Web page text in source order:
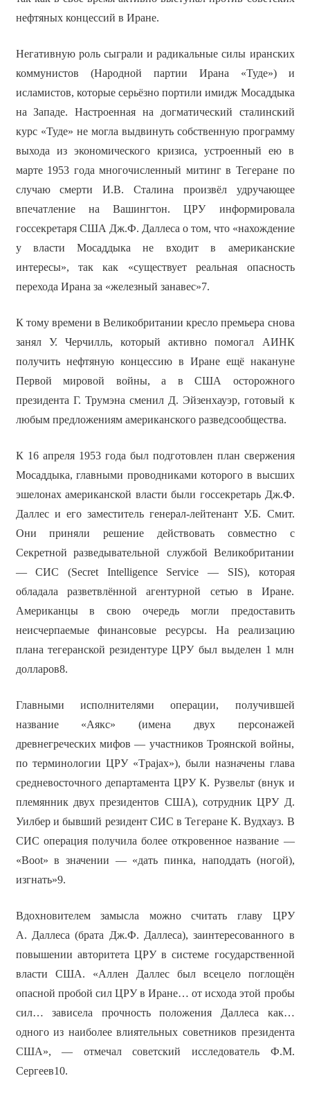
нефтяных концессий в Иране.
Негативную роль сыграли и радикальные силы иранских
коммунистов (Народной партии Ирана «Туде») и
исламистов, которые серьёзно портили имидж Мосаддыка
на Западе. Настроенная на догматический сталинский
курс «Туде» не могла выдвинуть собственную программу
выхода из экономического кризиса, устроенный ею в
марте 1953 года многочисленный митинг в Тегеране по
случаю смерти И.В. Сталина произвёл удручающее
впечатление на Вашингтон. ЦРУ информировала
госсекретаря США Дж.Ф. Даллеса о том, что «нахождение
у власти Мосаддыка не входит в американские
интересы», так как «существует реальная опасность
перехода Ирана за «железный занавес»7.
К тому времени в Великобритании кресло премьера снова
занял У. Черчилль, который активно помогал АИНК
получить нефтяную концессию в Иране ещё накануне
Первой мировой войны, а в США осторожного
президента Г. Трумэна сменил Д. Эйзенхауэр, готовый к
любым предложениям американского разведсообщества.
К 16 апреля 1953 года был подготовлен план свержения
Мосаддыка, главными проводниками которого в высших
эшелонах американской власти были госсекретарь Дж.Ф.
Даллес и его заместитель генерал-лейтенант У.Б. Смит.
Они приняли решение действовать совместно с
Секретной разведывательной службой Великобритании
— СИС (Secret Intelligence Service — SIS), которая
обладала разветвлённой агентурной сетью в Иране.
Американцы в свою очередь могли предоставить
неисчерпаемые финансовые ресурсы. На реализацию
плана тегеранской резидентуре ЦРУ был выделен 1 млн
долларов8.
Главными исполнителями операции, получившей
название «Аякс» (имена двух персонажей
древнегреческих мифов — участников Троянской войны,
по терминологии ЦРУ «Tpajax»), были назначены глава
средневосточного департамента ЦРУ К. Рузвельт (внук и
племянник двух президентов США), сотрудник ЦРУ Д.
Уилбер и бывший резидент СИС в Тегеране К. Вудхауз. В
СИС операция получила более откровенное название —
«Boot» в значении — «дать пинка, наподдать (ногой),
изгнать»9.
Вдохновителем замысла можно считать главу ЦРУ
А. Даллеса (брата Дж.Ф. Даллеса), заинтересованного в
повышении авторитета ЦРУ в системе государственной
власти США. «Аллен Даллес был всецело поглощён
опасной пробой сил ЦРУ в Иране… от исхода этой пробы
сил… зависела прочность положения Даллеса как…
одного из наиболее влиятельных советников президента
США», — отмечал советский исследователь Ф.М.
Сергеев10.